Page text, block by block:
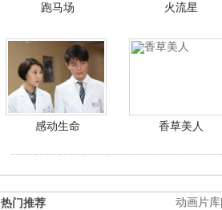
跑马场 火流星
感动生命 香草美人
动画片库
热门推荐